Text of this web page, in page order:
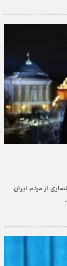
از مردم ایران